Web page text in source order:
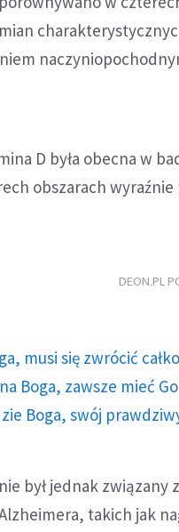
D była obecna w
obszarach wyraźnie
DEON.PL
musi się zwrócić
Boga, zawsze mieć
Boga, swój
był jednak
takich jak